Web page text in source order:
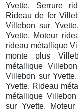
Yvette. Serrure
Rideau de fer
Villebon sur
Yvette. Moteur
rideau métallique
monte plus
métallique
Villebon sur
Yvette. Rideau
métallique
sur Yvette.